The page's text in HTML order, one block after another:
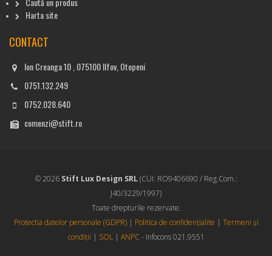
Harta site
CONTACT
Ion Creanga 10 , 075100 Ilfov, Otopeni
0751.132.249
0752.028.640
comenzi@stift.ro
© 2026 Stift Lux Design SRL(CUI: RO9406690 / Reg.Com.:
J40/3229/1997)
Toate drepturile rezervate.
Protectia datelor personale (GDPR)| Politica de confidențialite | Termeni și
condiții | SOL| ANPC- Infocons 021.9551